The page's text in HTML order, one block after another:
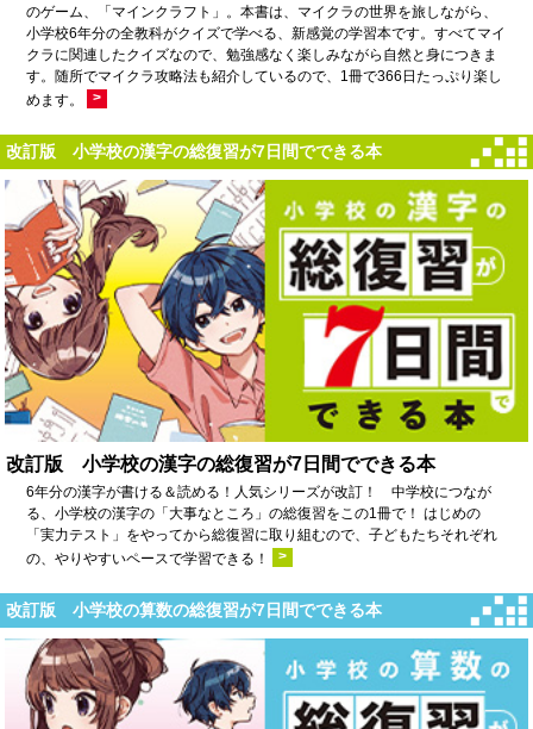
のゲーム、「マインクラフト」。本書は、マイクラの世界を旅しながら、
小学校6年分の全教科がクイズで学べる、新感覚の学習本です。すべてマイ
クラに関連したクイズなので、勉強感なく楽しみながら自然と身につきま
す。随所でマイクラ攻略法も紹介しているので、1冊で366日たっぷり楽し
めます。
>
改訂版 小学校の漢字の総復習が7日間でできる本
改訂版 小学校の漢字の総復習が7日間でできる本
6年分の漢字が書ける＆読める！人気シリーズが改訂！ 中学校につなが
る、小学校の漢字の「大事なところ」の総復習をこの1冊で！ はじめの
「実力テスト」をやってから総復習に取り組むので、子どもたちそれぞれ
の、やりやすいペースで学習できる！
>
改訂版 小学校の算数の総復習が7日間でできる本